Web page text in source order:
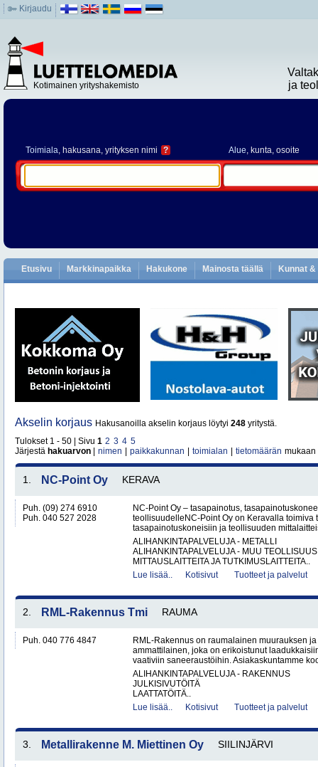
Kirjaudu
Kotimainen yrityshakemisto
ja
Toimiala, hakusana, yrityksen nimi ? Alue, kunta, osoite
Etusivu Markkinapaikka Hakukone Mainosta täällä Kunnat
Akselin korjaus Hakusanoilla akselin korjaus löytyi 248 yritystä.
Tulokset 1 - 50 | Sivu 1 2 3 4 5
Järjestä hakuarvon nimen paikkakunnan toimialan tietomäärän mukaan
1. NC-Point Oy KERAVA
Puh. (09) 274 6910
Puh. 040 527 2028
NC-Point Oy – tasapainotus,
teollisuudelleNC-Point Oy on Keravalla toimiva
tasapainotuskoneisiin ja teollisuuden
ALIHANKINTAPALVELUJA - METALLI
ALIHANKINTAPALVELUJA - MUU TEOLLISUUS
MITTAUSLAITTEITA JA TUTKIMUSLAITTEITA..
Lue lisää..
Kotisivut Tuotteet ja palvelut
2. RML-Rakennus Tmi RAUMA
Puh. 040 776 4847
RML-Rakennus on raumalainen muurauksen
ammattilainen, joka on erikoistunut
vaativiin saneeraustöihin. Asiakaskuntamme
ALIHANKINTAPALVELUJA - RAKENNUS
JULKISIVUTÖITÄ
LAATTATÖITÄ..
Lue lisää..
Kotisivut Tuotteet ja palvelut
3. Metallirakenne M. Miettinen Oy SIILINJÄRVI